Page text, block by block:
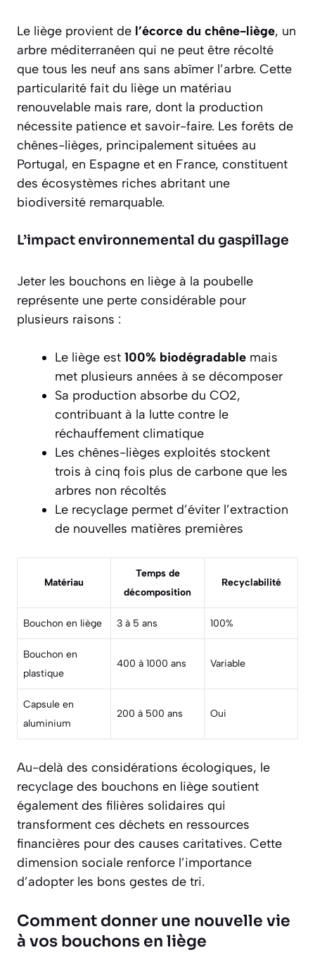
Le liège provient de l’écorce du chêne-liège, un
arbre méditerranéen qui ne peut être récolté
que tous les neuf ans sans abîmer l’arbre. Cette
particularité fait du liège un matériau
renouvelable mais rare, dont la production
nécessite patience et savoir-faire. Les forêts de
chênes-lièges, principalement situées au
Portugal, en Espagne et en France, constituent
des écosystèmes riches abritant une
biodiversité remarquable.
L’impact environnemental du gaspillage
Jeter les bouchons en liège à la poubelle
représente une perte considérable pour
plusieurs raisons :
Le liège est 100% biodégradable mais
met plusieurs années à se décomposer
Sa production absorbe du CO2,
contribuant à la lutte contre le
réchauffement climatique
Les chênes-lièges exploités stockent
trois à cinq fois plus de carbone que les
arbres non récoltés
Le recyclage permet d’éviter l’extraction
de nouvelles matières premières
Matériau
Temps de
décomposition
Recyclabilité
Bouchon en liège 3 à 5 ans 100%
Bouchon en
plastique
400 à 1000 ans Variable
Capsule en
aluminium
200 à 500 ans Oui
Au-delà des considérations écologiques, le
recyclage des bouchons en liège soutient
également des filières solidaires qui
transforment ces déchets en ressources
financières pour des causes caritatives. Cette
dimension sociale renforce l’importance
d’adopter les bons gestes de tri.
Comment donner une nouvelle vie
à vos bouchons en liège